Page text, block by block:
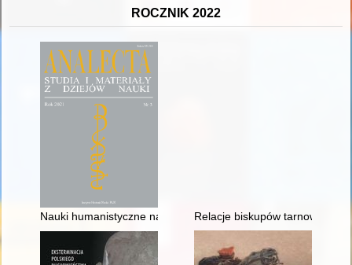
ROCZNIK 2022
Nauki humanistyczne na Uniwersytecie Warszawskim -
Relacje biskupów tarnowskich